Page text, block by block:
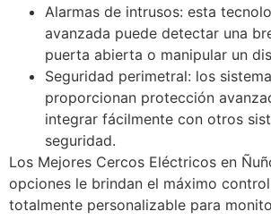
Alarmas de intrusos: esta
avanzada puede detectar una
puerta abierta o manipular un
Seguridad perimetral: los
proporcionan protección
integrar fácilmente con otros
seguridad.
Los Mejores Cercos Eléctricos en
opciones le brindan el máximo
totalmente personalizable para